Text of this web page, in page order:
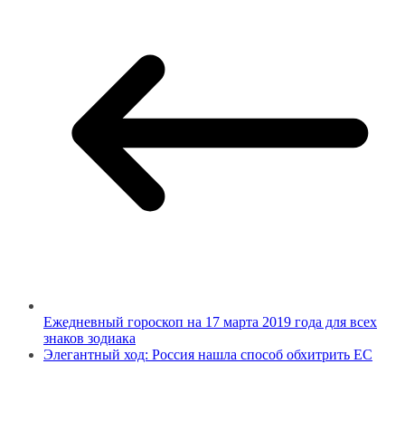
Ежедневный гороскоп на 17 марта 2019 года для всех
знаков зодиака
Элегантный ход: Россия нашла способ обхитрить ЕС